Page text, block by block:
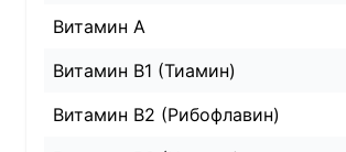
Витамин A
Витамин B1 (Тиамин)
Витамин B2 (Рибофлавин)